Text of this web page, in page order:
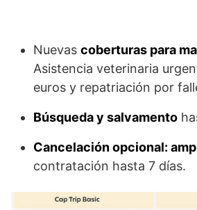
Nuevas coberturas para
Asistencia veterinaria
euros y repatriación por
Búsqueda y salvamento
Cancelación opcional:
contratación hasta 7 días.